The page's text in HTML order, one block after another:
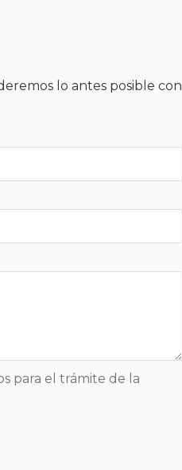
lo antes posible con
para el trámite de la